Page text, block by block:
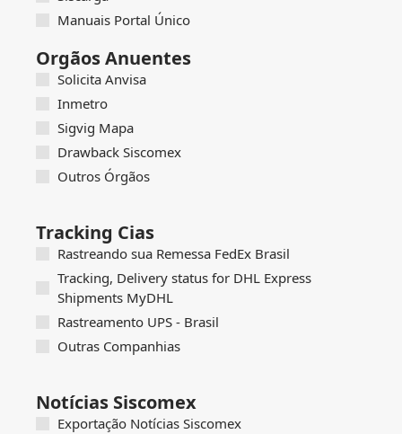
Manuais Portal Único
Orgãos Anuentes
Solicita Anvisa
Inmetro
Sigvig Mapa
Drawback Siscomex
Outros Órgãos
Tracking Cias
Rastreando sua Remessa FedEx Brasil
Tracking, Delivery status for DHL Express
Shipments MyDHL
Rastreamento UPS - Brasil
Outras Companhias
Notícias Siscomex
Exportação Notícias Siscomex